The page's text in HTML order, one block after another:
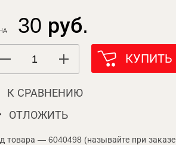
30 руб.
КУПИТЬ
К СРАВНЕНИЮ
ОТЛОЖИТЬ
товара — 6040498 (называйте при заказе